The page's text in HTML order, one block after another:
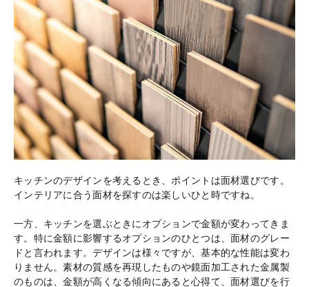
キッチンのデザインを考えるとき、ポイントは面材選びです。
インテリアに合う面材を探すのは楽しいひと時ですね。
一方、キッチンを選ぶときにオプションで金額が変わってきま
す。特に金額に影響するオプションのひとつは、面材のグレー
ドと言われます。デザインは様々ですが、基本的な性能は変わ
りません。素材の質感を再現したものや鏡面加工された金属製
のものは、金額が高くなる傾向にあると心得て、面材選びを行